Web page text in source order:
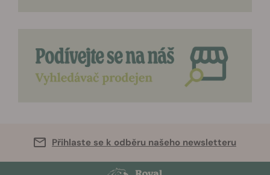
Přihlaste se k odběru našeho newsletteru